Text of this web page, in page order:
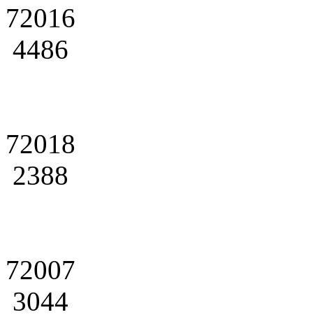
72016
4486
72018
2388
72007
3044